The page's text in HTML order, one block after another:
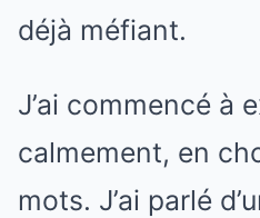
déjà méfiant.
J’ai commencé à
calmement, en
mots. J’ai parlé